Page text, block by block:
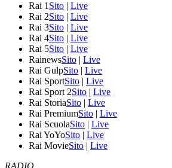
Rai 1 Sito | Live
Rai 2Sito | Live
Rai 3Sito | Live
Rai 4Sito | Live
Rai 5Sito | Live
RainewsSito | Live
Rai GulpSito | Live
Rai SportSito | Live
Rai Sport 2Sito | Live
Rai StoriaSito | Live
Rai PremiumSito | Live
Rai ScuolaSito | Live
Rai YoYoSito | Live
Rai MovieSito | Live
RADIO